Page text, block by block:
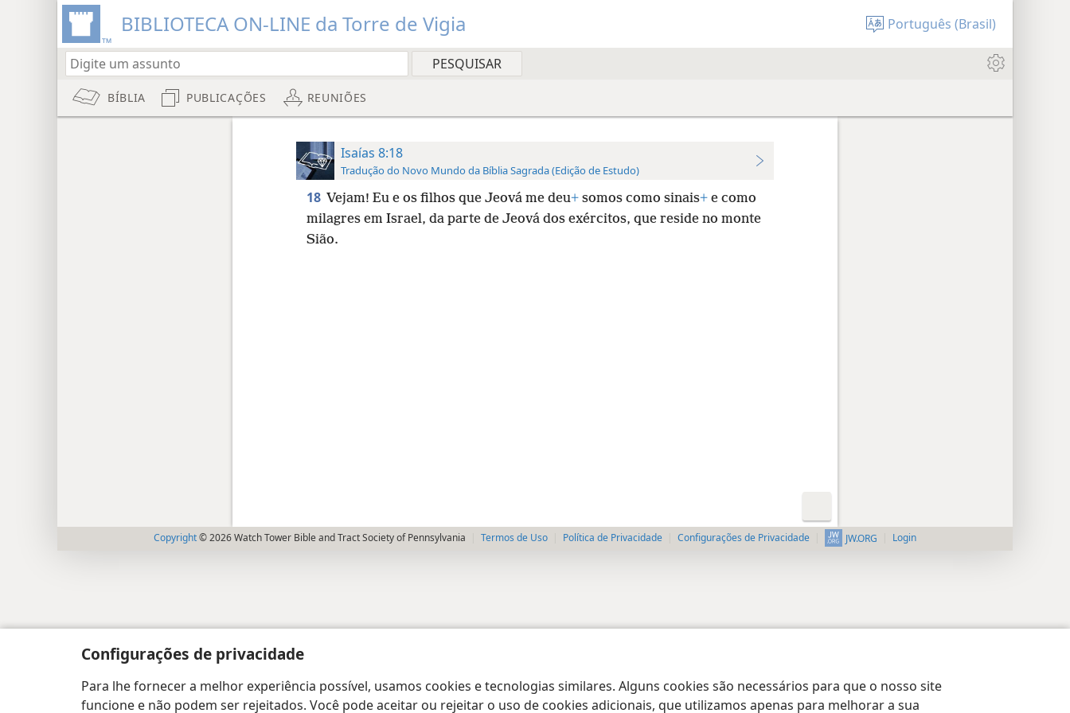
Configurações de privacidade
Para lhe fornecer a melhor experiência possível, usamos cookies e tecnologias similares. Alguns cookies são necessários para que o nosso site
funcione e não podem ser rejeitados. Você pode aceitar ou rejeitar o uso de cookies adicionais, que utilizamos apenas para melhorar a sua
BIBLIOTECA ON-LINE da Torre de Vigia Português (Brasil)
BÍBLIA PUBLICAÇÕES REUNIÕES
Isaías 8:18
Tradução do Novo Mundo da Bíblia Sagrada (Edição de Estudo)
18 Vejam! Eu e os filhos que Jeová me deu+somos como sinais+e como
milagres em Israel, da parte de Jeová dos exércitos, que reside no monte
Sião.
Copyright© 2026 Watch Tower Bible and Tract Society of Pennsylvania Termos de Uso Política de Privacidade Configurações de Privacidade JW.ORG Login